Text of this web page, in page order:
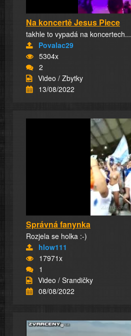
Na koncertě Jesus Piece
takhle to vypadá na koncertech...
Povalac29
5304x
2
Video / Zbytky
13/08/2022
Správná fanynka
Rozjela se holka :-)
hlow111
17971x
1
Video / Srandičky
08/08/2022